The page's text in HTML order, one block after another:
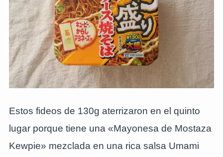
Estos fideos de 130g aterrizaron en el quinto
lugar porque tiene una «Mayonesa de Mostaza
Kewpie» mezclada en una rica salsa Umami